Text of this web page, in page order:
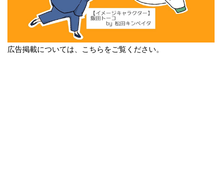
広告掲載については、こちらをご覧ください。